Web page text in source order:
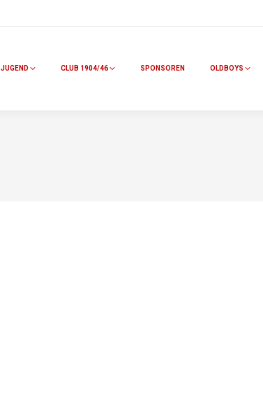
JUGEND CLUB 1904/46 SPONSOREN OLDBOYS